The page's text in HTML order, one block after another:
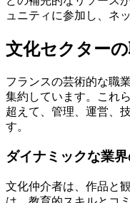
ュニティに参加し、ネ
文化セクター
フランスの芸術的な職
集約しています。これ
超えて、管理、運営、
す。
ダイナミックな業
文化仲介者は、作品と